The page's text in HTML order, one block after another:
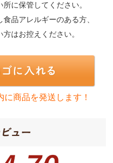
に保管してください。
食品アレルギーのある方、
はお控えください。
商品を発送します！